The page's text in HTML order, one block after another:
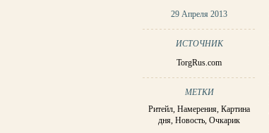
29 Апреля 2013
ИСТОЧНИК
TorgRus.com
МЕТКИ
Ритейл, Намерения, Картина
дня, Новость, Очкарик